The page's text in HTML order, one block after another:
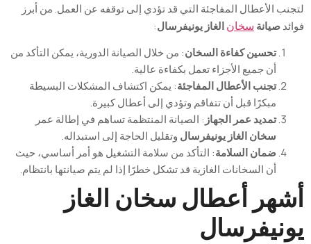
لتجنب الأعطال المفاجئة التي قد تؤدي إلى توقفه عن العمل. من أبرز
فوائدصيانة سخان الغاز يونيفرسال:
تحسين كفاءة السخان: من خلال الصيانة الدورية، يمكن التأكد من
أن جميع الأجزاء تعمل بكفاءة عالية.
تجنب الأعطال المفاجئة: يمكن اكتشاف المشكلات البسيطة
مبكرًا قبل أن تتفاقم وتؤدي إلى أعطال كبيرة.
تمديد عمر الجهاز : الصيانة المنتظمة تساهم في إطالة عمر
سخان الغاز يونيفرسال وتقليل الحاجة إلى استبداله.
ضمان السلامة: التأكد من سلامة التشغيل هو أمر أساسي، حيث
أن السخانات الغازية قد تشكل خطرًا إذا لم يتم صيانتها بانتظام.
أشهر أعطال سخان الغاز
يونيفرسال